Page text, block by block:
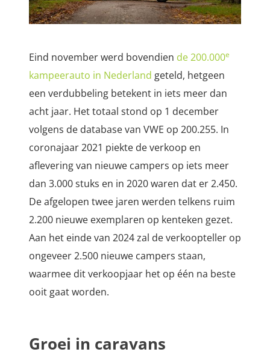
Eind november werd bovendien de 200.000e
kampeerauto in Nederland geteld, hetgeen
een verdubbeling betekent in iets meer dan
acht jaar. Het totaal stond op 1 december
volgens de database van VWE op 200.255. In
coronajaar 2021 piekte de verkoop en
aflevering van nieuwe campers op iets meer
dan 3.000 stuks en in 2020 waren dat er 2.450.
De afgelopen twee jaren werden telkens ruim
2.200 nieuwe exemplaren op kenteken gezet.
Aan het einde van 2024 zal de verkoopteller op
ongeveer 2.500 nieuwe campers staan,
waarmee dit verkoopjaar het op één na beste
ooit gaat worden.
Groei in caravans